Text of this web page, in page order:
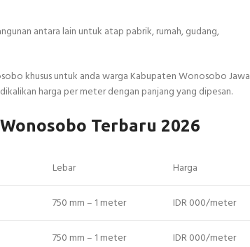
antara lain untuk atap pabrik, rumah, gudang,
khusus untuk anda warga Kabupaten Wonosobo Jawa
harga per meter dengan panjang yang dipesan.
Terbaru 2026
Lebar Harga
750 mm – 1 meter IDR 000/meter
750 mm – 1 meter IDR 000/meter